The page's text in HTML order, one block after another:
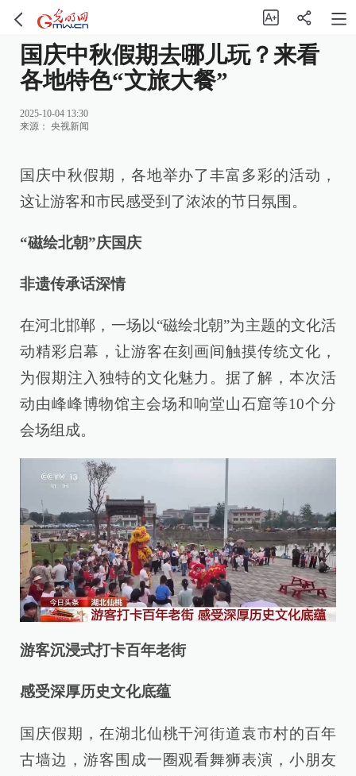
国庆中秋假期去哪儿玩？来看
各地特色“文旅大餐”
2025-10-04 13:30
来源： 央视新闻
国庆中秋假期，各地举办了丰富多彩的活动，
这让游客和市民感受到了浓浓的节日氛围。
“磁绘北朝”庆国庆
非遗传承话深情
在河北邯郸，一场以“磁绘北朝”为主题的文化活
动精彩启幕，让游客在刻画间触摸传统文化，
为假期注入独特的文化魅力。据了解，本次活
动由峰峰博物馆主会场和响堂山石窟等10个分
会场组成。
游客沉浸式打卡百年老街
感受深厚历史文化底蕴
国庆假期，在湖北仙桃干河街道袁市村的百年
古墙边，游客围成一圈观看舞狮表演，小朋友